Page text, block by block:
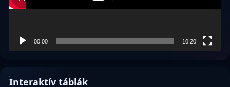
00:00 10:20
Interaktív táblák